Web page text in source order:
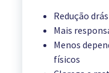
Redução
Mais
Menos
físicos